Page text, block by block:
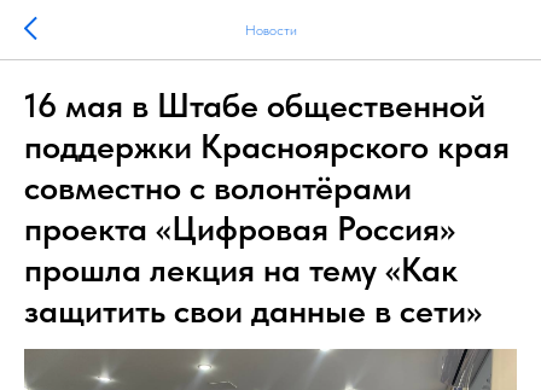
Новости
16 мая в Штабе общественной
поддержки Красноярского края
совместно с волонтёрами
проекта «Цифровая Россия»
прошла лекция на тему «Как
защитить свои данные в сети»